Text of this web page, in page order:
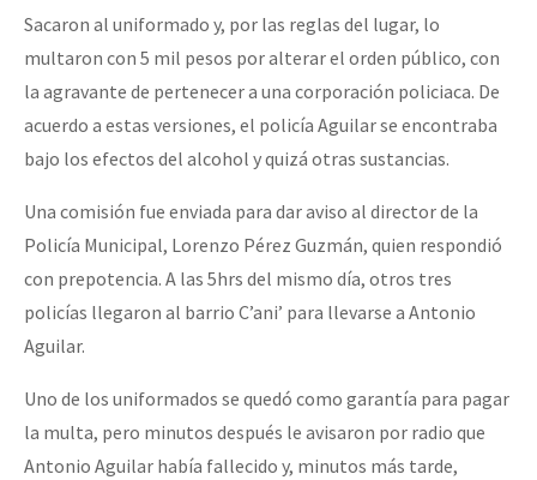
Sacaron al uniformado y, por las reglas del lugar, lo
multaron con 5 mil pesos por alterar el orden público, con
la agravante de pertenecer a una corporación policiaca. De
acuerdo a estas versiones, el policía Aguilar se encontraba
bajo los efectos del alcohol y quizá otras sustancias.
Una comisión fue enviada para dar aviso al director de la
Policía Municipal, Lorenzo Pérez Guzmán, quien respondió
con prepotencia. A las 5hrs del mismo día, otros tres
policías llegaron al barrio C’ani’ para llevarse a Antonio
Aguilar.
Uno de los uniformados se quedó como garantía para pagar
la multa, pero minutos después le avisaron por radio que
Antonio Aguilar había fallecido y, minutos más tarde,